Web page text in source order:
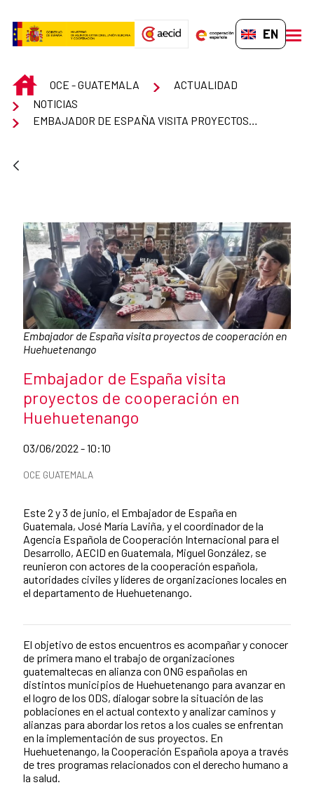
EN-GB
INICIOOCE - GUATEMALA
ACTUALIDAD
NOTICIAS
Caption:
Embajador de España visita proyectos de cooperación en
Huehuetenango
News title
Embajador de España visita
proyectos de cooperación en
Huehuetenango
Date of publication of the news item
03/06/2022 - 10:10
News categories
OCE GUATEMALA
Este 2 y 3 de junio, el Embajador de España en
Guatemala, José María Laviña, y el coordinador de la
Agencia Española de Cooperación Internacional para el
Desarrollo, AECID en Guatemala, Miguel González, se
reunieron con actores de la cooperación española,
autoridades civiles y líderes de organizaciones locales en
el departamento de Huehuetenango.
News content
El objetivo de estos encuentros es acompañar y conocer
de primera mano el trabajo de organizaciones
guatemaltecas en alianza con ONG españolas en
distintos municipios de Huehuetenango para avanzar en
el logro de los ODS, dialogar sobre la situación de las
poblaciones en el actual contexto y analizar caminos y
alianzas para abordar los retos a los cuales se enfrentan
en la implementación de sus proyectos. En
Huehuetenango, la Cooperación Española apoya a través
de tres programas relacionados con el derecho humano a
la salud.